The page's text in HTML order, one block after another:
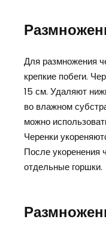
Для размножения
крепкие побеги.
15 см. Удаляют
во влажном
можно
Черенки
После укоренения
отдельные горшки.